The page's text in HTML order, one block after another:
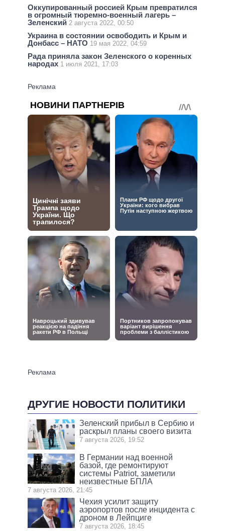
Оккупированный россией Крым превратился
в огромный тюремно-военный лагерь –
Зеленский 2 августа 2022, 00:50
Украина в состоянии освободить и Крым и
Донбасс – НАТО 19 мая 2022, 04:59
Рада приняла закон Зеленского о коренных
народах 1 июля 2021, 17:03
ДРУГИЕ НОВОСТИ ПОЛИТИКИ
Зеленский прибыл в Сербию и
раскрыл планы своего визита
7 августа 2026, 19:52
В Германии над военной
базой, где ремонтируют
системы Patriot, заметили
неизвестные БПЛА
7 августа 2026, 21:45
Чехия усилит защиту
аэропортов после инцидента с
дроном в Лейпциге
7 августа 2026, 18:45